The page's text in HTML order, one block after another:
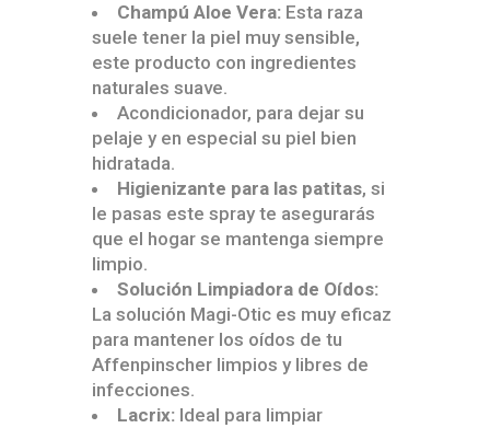
Champú Aloe Vera: Esta raza
suele tener la piel muy sensible,
este producto con ingredientes
naturales suave.
Acondicionador, para dejar su
pelaje y en especial su piel bien
hidratada.
Higienizante para las patitas, si
le pasas este spray te asegurarás
que el hogar se mantenga siempre
limpio.
Solución Limpiadora de Oídos:
La solución Magi-Otic es muy eficaz
para mantener los oídos de tu
Affenpinscher limpios y libres de
infecciones.
Lacrix: Ideal para limpiar